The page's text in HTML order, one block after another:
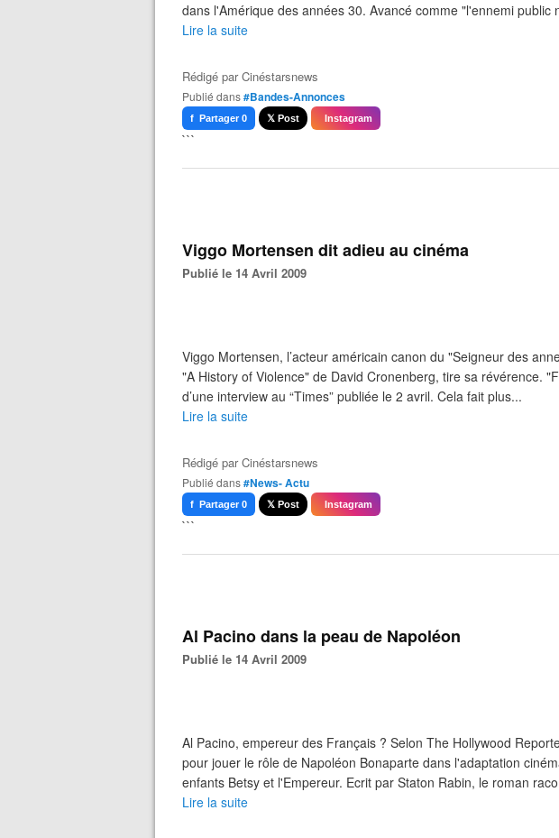
dans l'Amérique des années 30. Avancé comme "l'ennemi public
Lire la suite
Rédigé parCinéstarsnews
Publié dans#Bandes-Annonces
f Partager 0 𝕏 Post Instagram
```
Viggo Mortensen dit adieu au cinéma
Publié le 14 Avril 2009
Viggo Mortensen, l’acteur américain canon du "Seigneur des
"A History of Violence" de David Cronenberg, tire sa révérence.
d’une interview au “Times” publiée le 2 avril. Cela fait plus...
Lire la suite
Rédigé parCinéstarsnews
Publié dans#News- Actu
f Partager 0 𝕏 Post Instagram
```
Al Pacino dans la peau de Napoléon
Publié le 14 Avril 2009
Al Pacino, empereur des Français ? Selon The Hollywood
pour jouer le rôle de Napoléon Bonaparte dans l'adaptation
enfants Betsy et l'Empereur. Ecrit par Staton Rabin, le roman
Lire la suite